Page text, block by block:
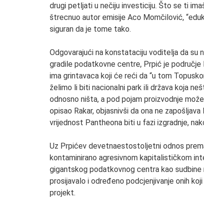
drugi petljati u nečiju investiciju. Što se ti
štrecnuo autor emisije Aco Momčilović,
siguran da je tome tako.
Odgovarajući na konstataciju voditelja da su
gradile podatkovne centre, Prpić je područje
ima grintavaca koji će reći da “u tom
želimo li biti nacionalni park ili država koja
odnosno ništa, a pod pojam proizvodnje
opisao Rakar, objasnivši da ona ne
vrijednost Pantheona biti u fazi izgradnje,
Uz Prpićev devetnaestostoljetni odnos
kontaminirano agresivnom kapitalističkom
gigantskog podatkovnog centra kao sudbine
prosijavalo i određeno podcjenjivanje onih
projekt.